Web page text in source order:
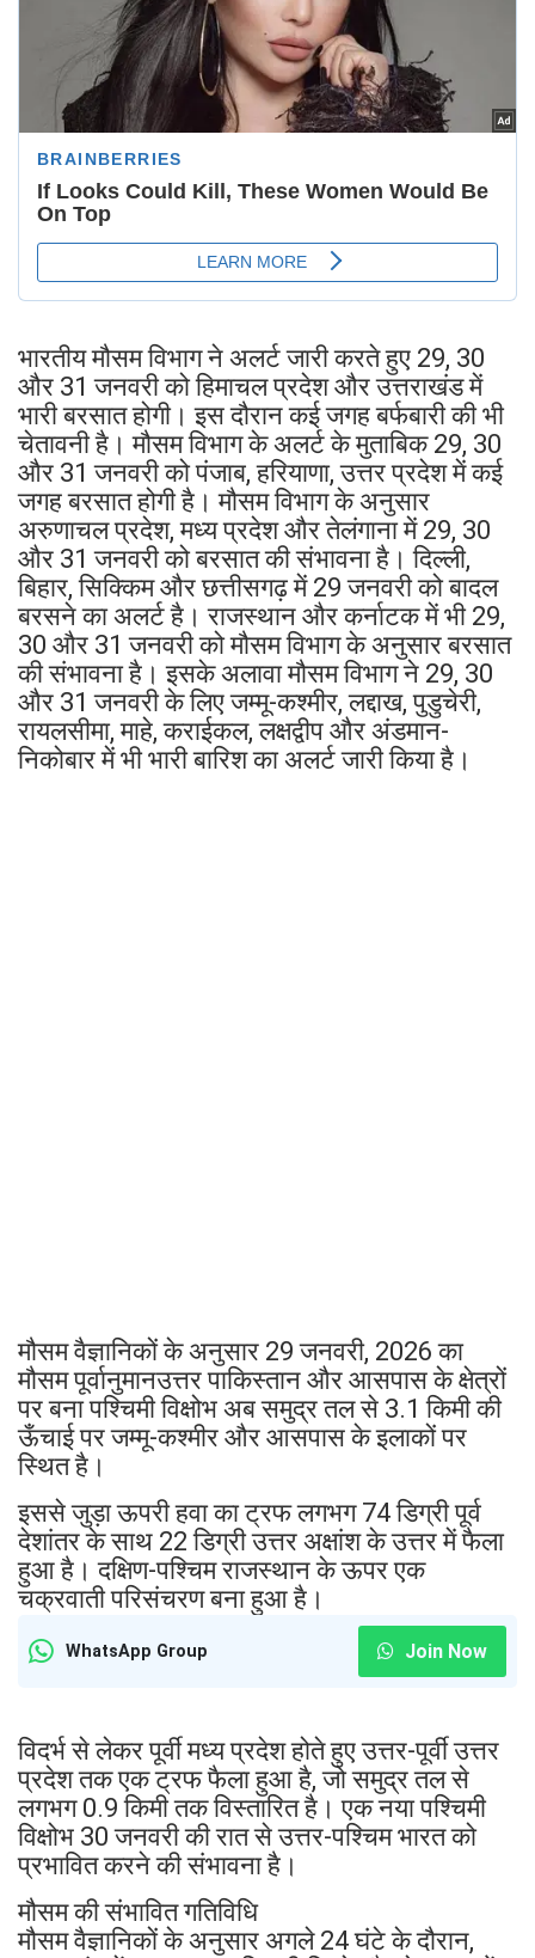
भारतीय मौसम विभाग ने अलर्ट जारी करते हुए 29, 30
और 31 जनवरी को हिमाचल प्रदेश और उत्तराखंड में
भारी बरसात होगी। इस दौरान कई जगह बर्फबारी की भी
चेतावनी है। मौसम विभाग के अलर्ट के मुताबिक 29, 30
और 31 जनवरी को पंजाब, हरियाणा, उत्तर प्रदेश में कई
जगह बरसात होगी है। मौसम विभाग के अनुसार
अरुणाचल प्रदेश, मध्य प्रदेश और तेलंगाना में 29, 30
और 31 जनवरी को बरसात की संभावना है। दिल्ली,
बिहार, सिक्किम और छत्तीसगढ़ में 29 जनवरी को बादल
बरसने का अलर्ट है। राजस्थान और कर्नाटक में भी 29,
30 और 31 जनवरी को मौसम विभाग के अनुसार बरसात
की संभावना है। इसके अलावा मौसम विभाग ने 29, 30
और 31 जनवरी के लिए जम्मू-कश्मीर, लद्दाख, पुडुचेरी,
रायलसीमा, माहे, कराईकल, लक्षद्वीप और अंडमान-
निकोबार में भी भारी बारिश का अलर्ट जारी किया है।
मौसम वैज्ञानिकों के अनुसार 29 जनवरी, 2026 का
मौसम पूर्वानुमानउत्तर पाकिस्तान और आसपास के क्षेत्रों
पर बना पश्चिमी विक्षोभ अब समुद्र तल से 3.1 किमी की
ऊँचाई पर जम्मू-कश्मीर और आसपास के इलाकों पर
स्थित है।
इससे जुड़ा ऊपरी हवा का ट्रफ लगभग 74 डिग्री पूर्व
देशांतर के साथ 22 डिग्री उत्तर अक्षांश के उत्तर में फैला
हुआ है। दक्षिण-पश्चिम राजस्थान के ऊपर एक
चक्रवाती परिसंचरण बना हुआ है।
WhatsApp Group Join Now
विदर्भ से लेकर पूर्वी मध्य प्रदेश होते हुए उत्तर-पूर्वी उत्तर
प्रदेश तक एक ट्रफ फैला हुआ है, जो समुद्र तल से
लगभग 0.9 किमी तक विस्तारित है। एक नया पश्चिमी
विक्षोभ 30 जनवरी की रात से उत्तर-पश्चिम भारत को
प्रभावित करने की संभावना है।
मौसम की संभावित गतिविधि
मौसम वैज्ञानिकों के अनुसार अगले 24 घंटे के दौरान,